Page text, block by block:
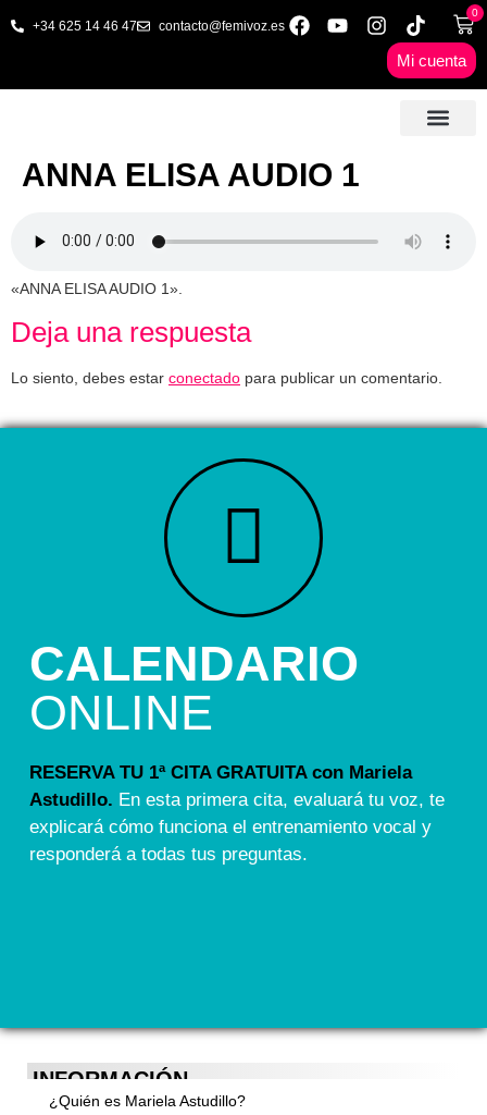
+34 625 14 46 47 contacto@femivoz.es
0
Mi cuenta
ANNA ELISA AUDIO 1
«ANNA ELISA AUDIO 1».
Deja una respuesta
Lo siento, debes estar conectado para publicar un comentario.
CALENDARIO
ONLINE
RESERVA TU 1ª CITA GRATUITA con Mariela
Astudillo. En esta primera cita, evaluará tu voz, te
explicará cómo funciona el entrenamiento vocal y
responderá a todas tus preguntas.
INFORMACIÓN
¿Quién es Mariela Astudillo?